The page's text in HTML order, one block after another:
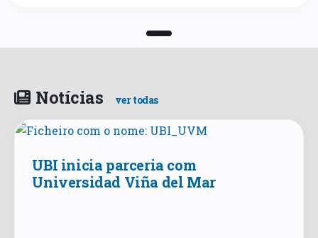
Notícias ver todas
UBI inicia parceria com
Universidad Viña del Mar